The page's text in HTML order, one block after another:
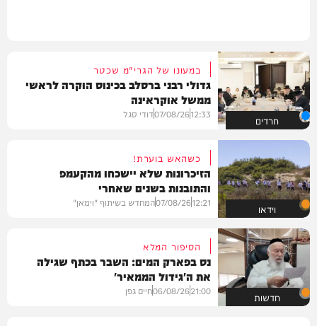
חרדים
במעונו של הגרי"מ שכטר
גדולי רבני ברסלב בכינוס הוקרה לראשי
ממשל אוקראינה
12:33
07/08/26דודי סגל
וידאו
כשהאש בוערת!
הזיכרונות שלא יישכחו מהקעמפ
והתובנות בשנים שאחרי
12:21
07/08/26המחדש בשיתוף "וימאן"
חדשות
הסיפור המלא
נס בפארק המים: השבר בכתף שגילה
את ה'גידול הממאיר'
21:00
06/08/26חיים גפן